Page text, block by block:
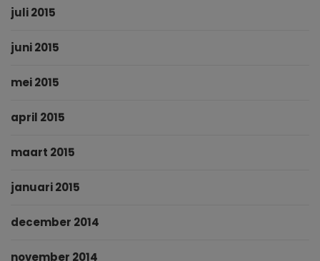
juli 2015
juni 2015
mei 2015
april 2015
maart 2015
januari 2015
december 2014
november 2014